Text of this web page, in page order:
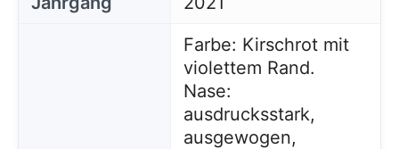
Farbe: Kirschrot mit
violettem Rand.
Nase:
ausdrucksstark,
ausgewogen,